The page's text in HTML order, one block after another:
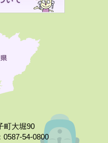
町大堀90
54-0800